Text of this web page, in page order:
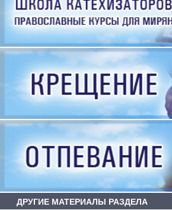
ДРУГИЕ МАТЕРИАЛЫ РАЗДЕЛА